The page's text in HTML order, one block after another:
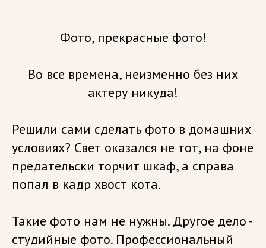
Фото, прекрасные фото!
Во все времена, неизменно без них
актеру никуда!
Решили сами сделать фото в домашних
условиях? Свет оказался не тот, на фоне
предательски торчит шкаф, а справа
попал в кадр хвост кота.
Такие фото нам не нужны. Другое дело -
студийные фото. Профессиональный